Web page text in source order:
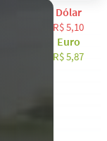
Dólar
R$ 5,10
Euro
R$ 5,87